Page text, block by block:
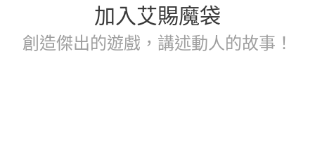
加入艾賜魔袋
創造傑出的遊戲，講述動人的故事！